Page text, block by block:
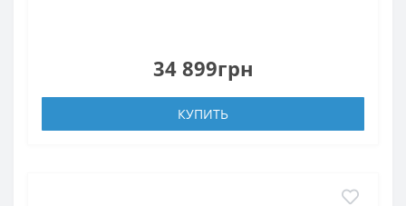
34 899грн
КУПИТЬ